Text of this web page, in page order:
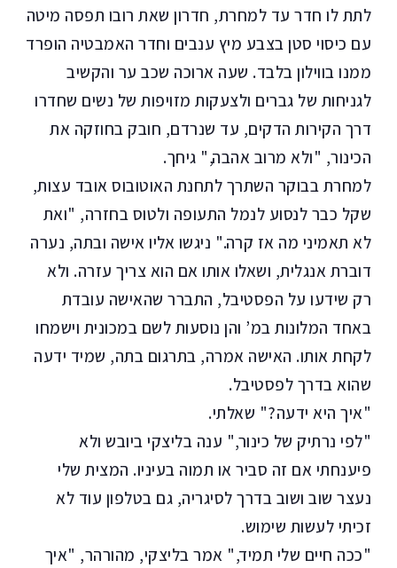
לתת לו חדר עד למחרת, חדרון שאת רובו תפסה מיטה
עם כיסוי סטן בצבע מיץ ענבים וחדר האמבטיה הופרד
ממנו בווילון בלבד. שעה ארוכה שכב ער והקשיב
לגניחות של גברים ולצעקות מזויפות של נשים שחדרו
דרך הקירות הדקים, עד שנרדם, חובק בחוזקה את
הכינור, "ולא מרוב אהבה," גיחך.
למחרת בבוקר השתרך לתחנת האוטובוס אובד עצות,
שקל כבר לנסוע לנמל התעופה ולטוס בחזרה, "ואת
לא תאמיני מה אז קרה." ניגשו אליו אישה ובתה, נערה
דוברת אנגלית, ושאלו אותו אם הוא צריך עזרה. ולא
רק שידעו על הפסטיבל, התברר שהאישה עובדת
באחד המלונות במ’ והן נוסעות לשם במכונית וישמחו
לקחת אותו. האישה אמרה, בתרגום בתה, שמיד ידעה
שהוא בדרך לפסטיבל.
"איך היא ידעה?" שאלתי.
"לפי נרתיק של כינור," ענה בליצקי ביובש ולא
פיענחתי אם זה סביר או תמוה בעיניו. המצית שלי
נעצר שוב ושוב בדרך לסיגריה, גם בטלפון עוד לא
זכיתי לעשות שימוש.
"ככה חיים שלי תמיד," אמר בליצקי, מהורהר, "איך